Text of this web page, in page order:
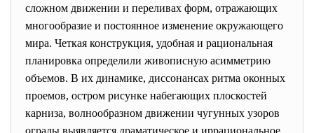
сложном движении и переливах форм, отражающих
многообразие и постоянное изменение окружающего
мира. Четкая конструкция, удобная и рациональная
планировка определили живописную асимметрию
объемов. В их динамике, диссонансах ритма оконных
проемов, остром рисунке набегающих плоскостей
карниза, волнообразном движении чугунных узоров
ограды выявляется драматическое и иррациональное